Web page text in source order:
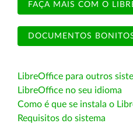
FAÇA MAIS COM O
DOCUMENTOS
LibreOffice para outros
LibreOffice no seu idioma
Como é que se instala o
Requisitos do sistema